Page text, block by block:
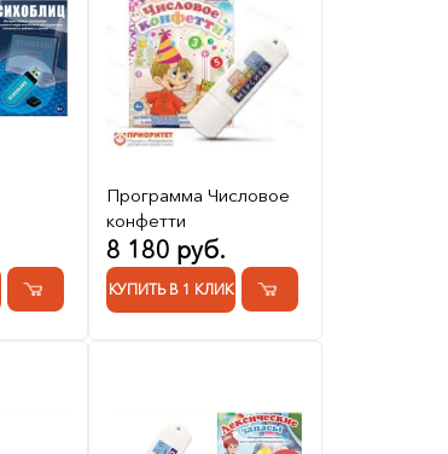
Программа Числовое
конфетти
8 180 руб.
КУПИТЬ В 1 КЛИК